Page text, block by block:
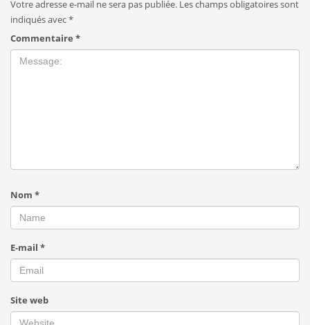
Votre adresse e-mail ne sera pas publiée. Les champs obligatoires sont
indiqués avec*
Commentaire *
Nom *
E-mail *
Site web